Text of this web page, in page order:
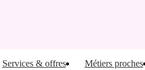
Services & offres Métiers proches